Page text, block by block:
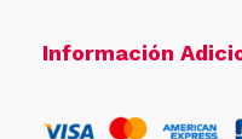
Información